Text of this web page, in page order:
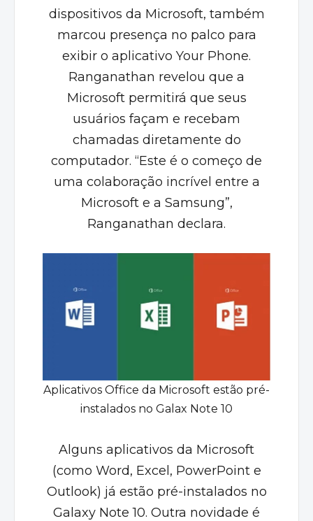
dispositivos da Microsoft, também
marcou presença no palco para
exibir o aplicativo Your Phone.
Ranganathan revelou que a
Microsoft permitirá que seus
usuários façam e recebam
chamadas diretamente do
computador. “Este é o começo de
uma colaboração incrível entre a
Microsoft e a Samsung”,
Ranganathan declara.
Aplicativos Office da Microsoft estão pré-
instalados no Galax Note 10
Alguns aplicativos da Microsoft
(como Word, Excel, PowerPoint e
Outlook) já estão pré-instalados no
Galaxy Note 10. Outra novidade é